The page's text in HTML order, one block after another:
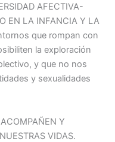
AFECTIVA-
EN LA INFANCIA Y LA
que rompan con
la exploración
y que no nos
y sexualidades
Y
VIDAS.